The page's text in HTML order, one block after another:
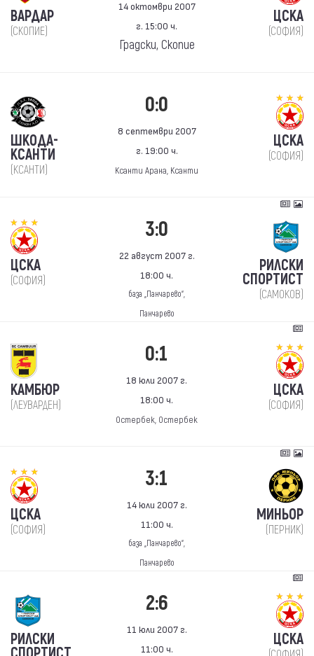
ВАРДАР
(СКОПИЕ)
14 октомври 2007
г. 15:00 ч.
Градски, Скопие
ЦСКА
(СОФИЯ)
ШКОДА-
КСАНТИ
(КСАНТИ)
0:0
8 септември 2007
г. 19:00 ч.
Ксанти Арана, Ксанти
ЦСКА
(СОФИЯ)
ЦСКА
(СОФИЯ)
3:0
22 август 2007 г.
18:00 ч.
база „Панчарево“,
Панчарево
РИЛСКИ
СПОРТИСТ
(САМОКОВ)
КАМБЮР
(ЛЕУВАРДЕН)
0:1
18 юли 2007 г.
18:00 ч.
Остербек, Остербек
ЦСКА
(СОФИЯ)
ЦСКА
(СОФИЯ)
3:1
14 юли 2007 г.
11:00 ч.
база „Панчарево“,
Панчарево
МИНЬОР
(ПЕРНИК)
РИЛСКИ
2:6
11 юли 2007 г.
11:00 ч.
ЦСКА